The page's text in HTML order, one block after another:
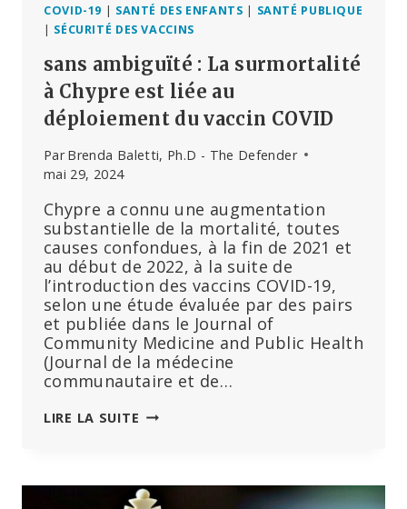
COVID-19 | SANTÉ DES ENFANTS | SANTÉ PUBLIQUE
| SÉCURITÉ DES VACCINS
sans ambiguïté : La surmortalité
à Chypre est liée au
déploiement du vaccin COVID
Par Brenda Baletti, Ph.D - The Defender
mai 29, 2024
Chypre a connu une augmentation
substantielle de la mortalité, toutes
causes confondues, à la fin de 2021 et
au début de 2022, à la suite de
l’introduction des vaccins COVID-19,
selon une étude évaluée par des pairs
et publiée dans le Journal of
Community Medicine and Public Health
(Journal de la médecine
communautaire et de…
LIRE LA SUITE SANS
SURMORTALITÉ